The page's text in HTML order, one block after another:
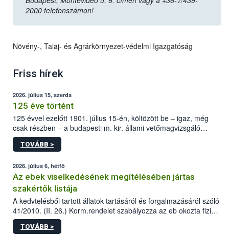
2000 telefonszámon!
Növény-, Talaj- és Agrárkörnyezet-védelmi Igazgatóság
Friss hírek
2026. július 15, szerda
125 éve történt
125 évvel ezelőtt 1901. július 15-én, költözött be – igaz, még
csak részben – a budapesti m. kir. állami vetőmagvizsgáló
állomás a Kis Rókus utca 15. szám alatti, Czigler Győző által
tervezett új épületébe.
TOVÁBB >
2026. július 6, hétfő
Az ebek viselkedésének megítélésében jártas
szakértők listája
A kedvtelésből tartott állatok tartásáról és forgalmazásáról szóló
41/2010. (II. 26.) Korm.rendelet szabályozza az eb okozta fizikai
sérülés, illetve ennek veszélye keletkezésekor felmerülő
hatósági feladatokat, valamint a veszélyes eb tartását és annak
TOVÁBB >